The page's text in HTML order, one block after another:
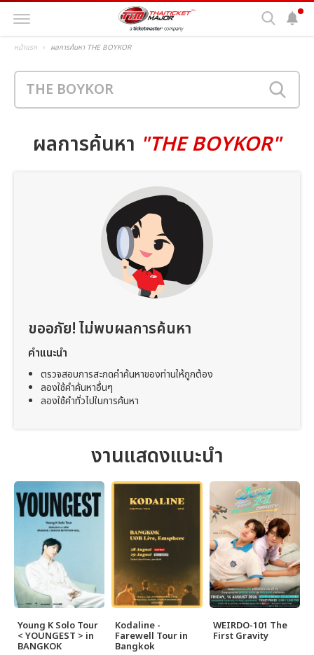
หน้าแรก ผลการค้นหา THE BOYKOR
ผลการค้นหา "THE BOYKOR"
ขออภัย! ไม่พบผลการค้นหา
คำแนะนำ
ตรวจสอบการสะกดคำค้นหาของท่านให้ถูกต้อง
ลองใช้คำค้นหาอื่นๆ
ลองใช้คำทั่วไปในการค้นหา
งานแสดงแนะนำ
Young K Solo Tour
< YOUNGEST > in
BANGKOK
Kodaline -
Farewell Tour in
Bangkok
WEIRDO-101 The
First Gravity